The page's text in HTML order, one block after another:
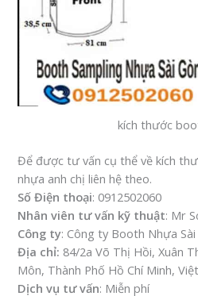
kích thước
Để được tư vấn cụ thể về kích
nhựa anh chị liên hệ theo.
Số Điện thoại: 0912502060
Nhân viên tư vấn kỹ thuật: Mr
Công ty: Công ty Booth Nhựa Sài
Địa chỉ: 84/2a Võ Thị Hồi, Xuân
Môn, Thành Phố Hồ Chí Minh,
Dịch vụ tư vấn: Miễn phí